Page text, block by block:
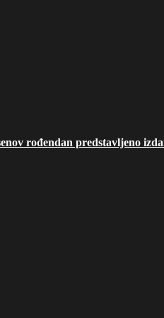
rođendan predstavljeno